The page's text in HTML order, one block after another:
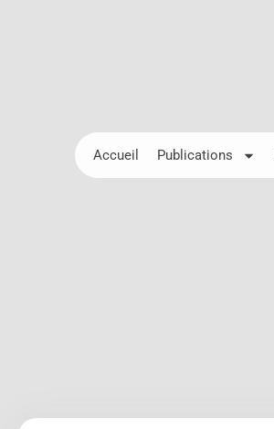
Accueil Publications